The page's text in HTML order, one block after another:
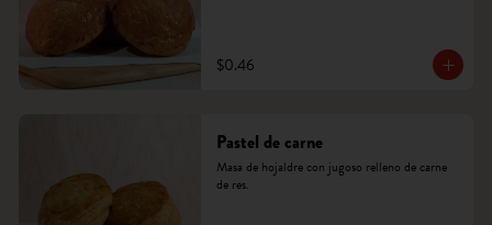
$0.46
Pastel de carne
Masa de hojaldre con jugoso relleno de carne
de res.